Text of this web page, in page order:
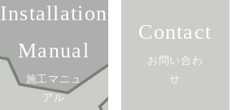
Installation
Manual
施工マニュ
アル
Contact
お問い合わ
せ